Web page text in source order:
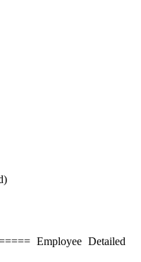
Employee Detailed